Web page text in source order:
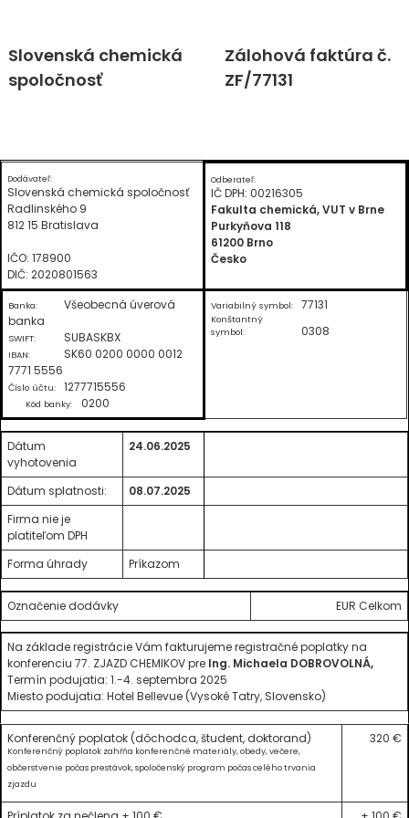
to
content
Slovenská chemická
spoločnosť
Zálohová faktúra č.
ZF/77131
Dodávateľ:
Slovenská chemická spoločnosť
Radlinského 9
812 15 Bratislava
IČO: 178900
DIČ: 2020801563
Odberateľ:
IČ DPH: 00216305
Fakulta chemická, VUT v Brne
Purkyňova 118
61200 Brno
Česko
Banka:
Všeobecná úverová
banka
SWIFT: SUBASKBX
IBAN:
SK60 0200 0000 0012
7771 5556
Číslo účtu: 1277715556
Kód banky: 0200
Variabilný symbol: 77131
Konštantný
symbol:
0308
Dátum
vyhotovenia
24.06.2025
Dátum splatnosti:
08.07.2025
Firma nie je
platiteľom DPH
Forma úhrady
Príkazom
Označenie dodávky EUR Celkom
Na základe registrácie Vám fakturujeme registračné poplatky na
konferenciu 77. ZJAZD CHEMIKOV pre Ing. Michaela DOBROVOLNÁ,
Termín podujatia: 1.-4. septembra 2025
Miesto podujatia: Hotel Bellevue (Vysoké Tatry, Slovensko)
Konferenčný poplatok (dôchodca, študent, doktorand)
Konferenčný poplatok zahŕňa konferenčné materiály, obedy, večere,
občerstvenie počas prestávok, spoločenský program počas celého trvania
zjazdu
320 €